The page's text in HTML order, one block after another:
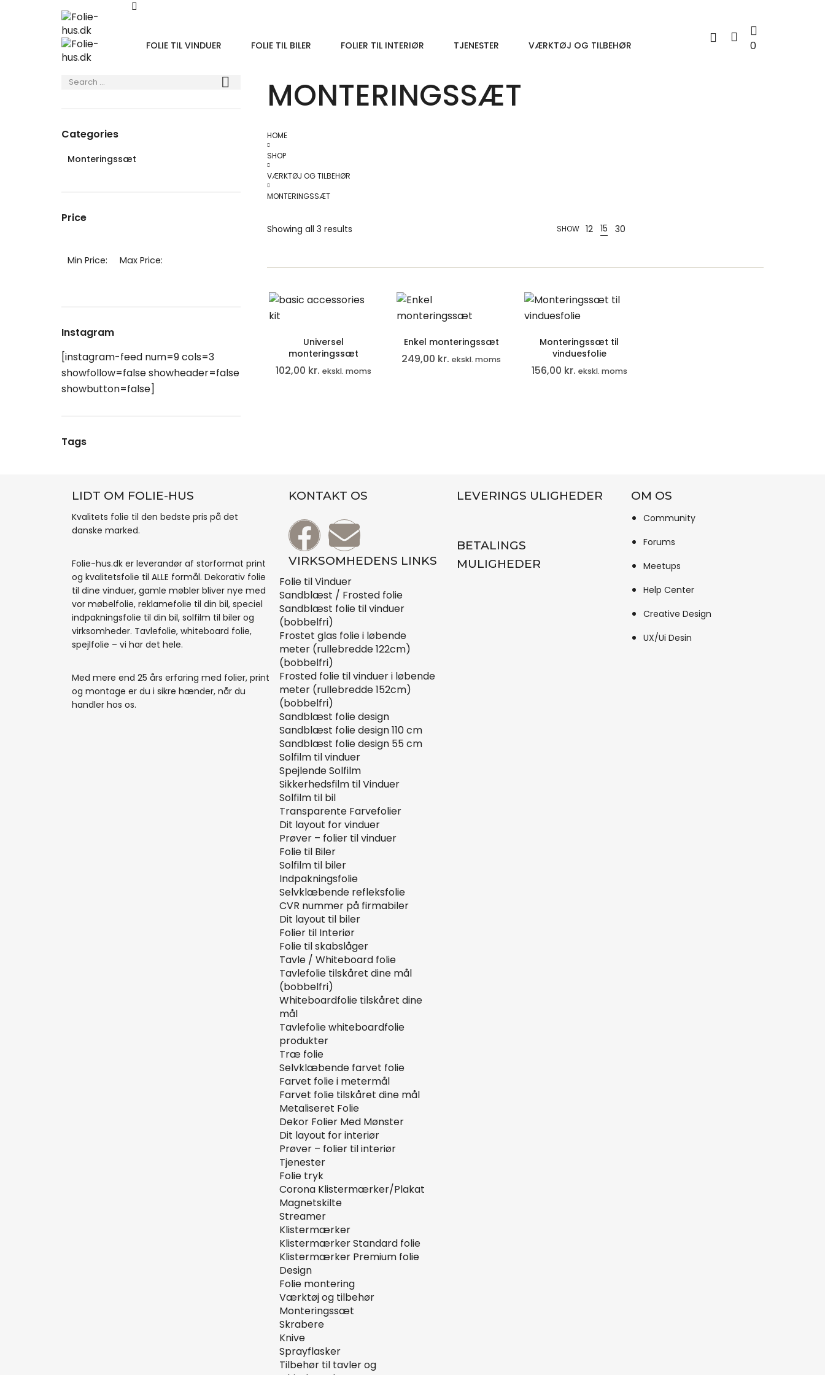
FOLIE TIL VINDUER FOLIE TIL BILER FOLIER TIL INTERIØR TJENESTER VÆRKTØJ OG TILBEHØR 0
Categories
Monteringssæt
Price
Min Price: Max Price:
Instagram
[instagram-feed num=9 cols=3
showfollow=false showheader=false
showbutton=false]
Tags
MONTERINGSSÆT
HOME
SHOP
VÆRKTØJ OG TILBEHØR
MONTERINGSSÆT
Showing all 3 results SHOW 12 15 30
Universel
monteringssæt
102,00 kr. ekskl. moms
Enkel monteringssæt
249,00 kr. ekskl. moms
Monteringssæt til
vinduesfolie
156,00 kr. ekskl. moms
LIDT OM FOLIE-HUS
Kvalitets folie til den bedste pris på det
danske marked.
Folie-hus.dk er leverandør af storformat print
og kvalitetsfolie til ALLE formål. Dekorativ folie
til dine vinduer, gamle møbler bliver nye med
vor møbelfolie, reklamefolie til din bil, speciel
indpakningsfolie til din bil, solfilm til biler og
virksomheder. Tavlefolie, whiteboard folie,
spejlfolie – vi har det hele.
Med mere end 25 års erfaring med folier, print
og montage er du i sikre hænder, når du
handler hos os.
KONTAKT OS
VIRKSOMHEDENS LINKS
Folie til Vinduer
Sandblæst / Frosted folie
Sandblæst folie til vinduer
(bobbelfri)
Frostet glas folie i løbende
meter (rullebredde 122cm)
(bobbelfri)
Frosted folie til vinduer i løbende
meter (rullebredde 152cm)
(bobbelfri)
Sandblæst folie design
Sandblæst folie design 110 cm
Sandblæst folie design 55 cm
Solfilm til vinduer
Spejlende Solfilm
Sikkerhedsfilm til Vinduer
Solfilm til bil
Transparente Farvefolier
Dit layout for vinduer
Prøver – folier til vinduer
Folie til Biler
Solfilm til biler
Indpakningsfolie
Selvklæbende refleksfolie
CVR nummer på firmabiler
Dit layout til biler
Folier til Interiør
Folie til skabslåger
Tavle / Whiteboard folie
Tavlefolie tilskåret dine mål
(bobbelfri)
Whiteboardfolie tilskåret dine
mål
Tavlefolie whiteboardfolie
produkter
Træ folie
Selvklæbende farvet folie
Farvet folie i metermål
Farvet folie tilskåret dine mål
Metaliseret Folie
Dekor Folier Med Mønster
Dit layout for interiør
Prøver – folier til interiør
Tjenester
Folie tryk
Corona Klistermærker/Plakat
Magnetskilte
Streamer
Klistermærker
Klistermærker Standard folie
Klistermærker Premium folie
Design
Folie montering
Værktøj og tilbehør
Monteringssæt
Skrabere
Knive
Sprayflasker
Tilbehør til tavler og
LEVERINGS ULIGHEDER
BETALINGS
MULIGHEDER
OM OS
Community
Forums
Meetups
Help Center
Creative Design
UX/Ui Desin